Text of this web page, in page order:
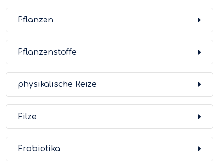
Pflanzen
Pflanzenstoffe
physikalische Reize
Pilze
Probiotika